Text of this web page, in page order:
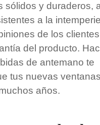
sólidos y duraderos,
a la
de los
del producto.
de antemano te
tus nuevas
años.